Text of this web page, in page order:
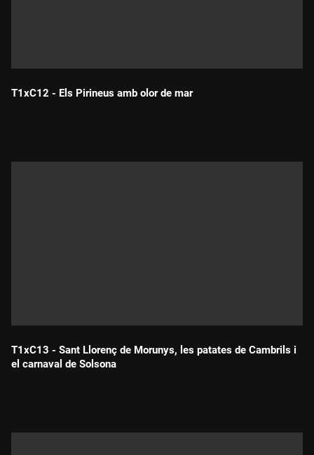
T1xC12 - Els Pirineus amb olor de mar
T1xC13 - Sant Llorenç de Morunys, les patates de Cambrils i
el carnaval de Solsona